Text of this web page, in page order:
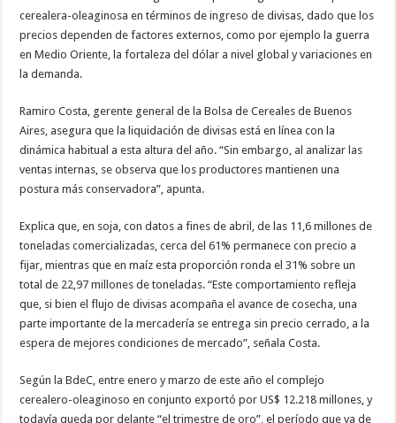
cerealera-oleaginosa en términos de ingreso de divisas, dado que los
precios dependen de factores externos, como por ejemplo la guerra
en Medio Oriente, la fortaleza del dólar a nivel global y variaciones en
la demanda.
Ramiro Costa, gerente general de la Bolsa de Cereales de Buenos
Aires, asegura que la liquidación de divisas está en línea con la
dinámica habitual a esta altura del año. “Sin embargo, al analizar las
ventas internas, se observa que los productores mantienen una
postura más conservadora”, apunta.
Explica que, en soja, con datos a fines de abril, de las 11,6 millones de
toneladas comercializadas, cerca del 61% permanece con precio a
fijar, mientras que en maíz esta proporción ronda el 31% sobre un
total de 22,97 millones de toneladas. “Este comportamiento refleja
que, si bien el flujo de divisas acompaña el avance de cosecha, una
parte importante de la mercadería se entrega sin precio cerrado, a la
espera de mejores condiciones de mercado”, señala Costa.
Según la BdeC, entre enero y marzo de este año el complejo
cerealero-oleaginoso en conjunto exportó por US$ 12.218 millones, y
todavía queda por delante “el trimestre de oro”, el período que va de